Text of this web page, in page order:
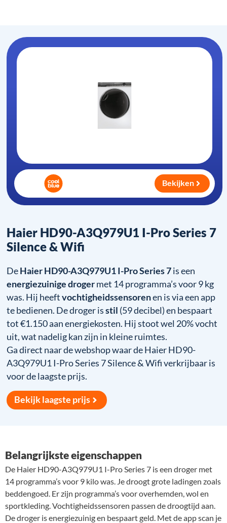
Haier HD90-A3Q979U1 I-Pro Series 7
Silence & Wifi
DeHaier HD90-A3Q979U1 I-Pro Series 7is een
energiezuinige drogermet 14 programma’s voor 9 kg
was. Hij heeftvochtigheidssensorenen is via een app
te bedienen. De droger isstil (59 decibel) en bespaart
tot €1.150 aan energiekosten. Hij stoot wel 20% vocht
uit, wat nadelig kan zijn in kleine ruimtes.
Ga direct naar de webshop waar de Haier HD90-
A3Q979U1 I-Pro Series 7 Silence & Wifi verkrijbaar is
voor de laagste prijs.
Bekijk laagste prijs
Bekijken
Belangrijkste eigenschappen
De Haier HD90-A3Q979U1 I-Pro Series 7 is een droger met
14 programma’s voor 9 kilo was. Je droogt grote ladingen zoals
beddengoed. Er zijn programma’s voor overhemden, wol en
sportkleding. Vochtigheidssensoren passen de droogtijd aan.
De droger is energiezuinig en bespaart geld. Met de app scan je